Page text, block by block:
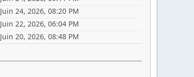
Juin 24, 2026, 08:20 PM
Juin 22, 2026, 06:04 PM
Juin 20, 2026, 08:48 PM